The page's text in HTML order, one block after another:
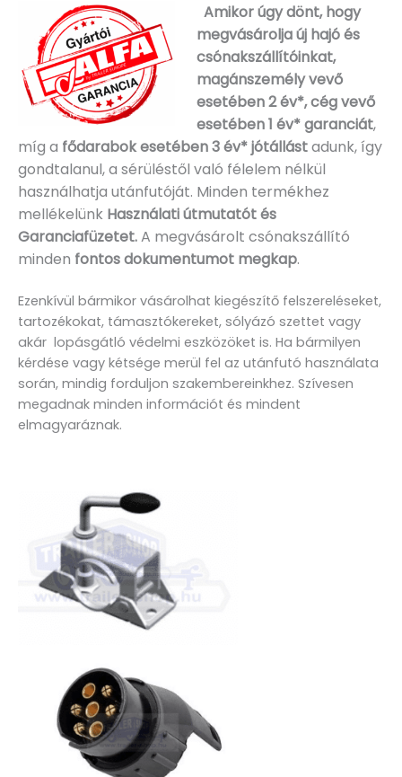
Amikor úgy dönt, hogy
megvásárolja új hajó és
csónakszállítóinkat,
magánszemély vevő
esetében 2 év*, cég vevő
esetében 1 év* garanciát,
míg a fődarabok esetében 3 év* jótállástadunk, így
gondtalanul, a sérüléstől való félelem nélkül
használhatja utánfutóját. Minden termékhez
mellékelünk Használati útmutatót és
Garanciafüzetet.A megvásárolt csónakszállító
minden fontos dokumentumot megkap.
Ezenkívül bármikor vásárolhat kiegészítő felszereléseket,
tartozékokat, támasztókereket, sólyázó szettet vagy
akár lopásgátló védelmi eszközöket is. Ha bármilyen
kérdése vagy kétsége merül fel az utánfutó használata
során, mindig forduljon szakembereinkhez. Szívesen
megadnak minden információt és mindent
elmagyaráznak.